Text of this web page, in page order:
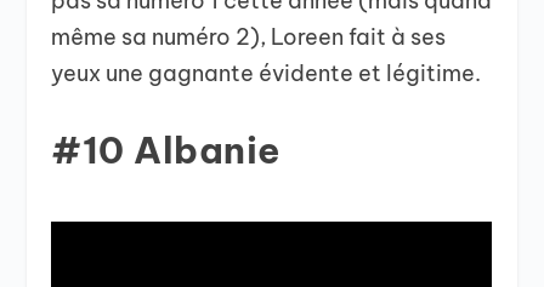
même sa numéro 2), Loreen fait à ses
yeux une gagnante évidente et légitime.
#10 Albanie